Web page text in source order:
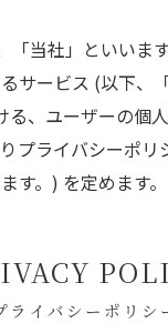
「当社」といいま
サービス (以下、
る、ユーザーの個
プライバシーポリ
す。) を定めます。
ライバシーポリシ